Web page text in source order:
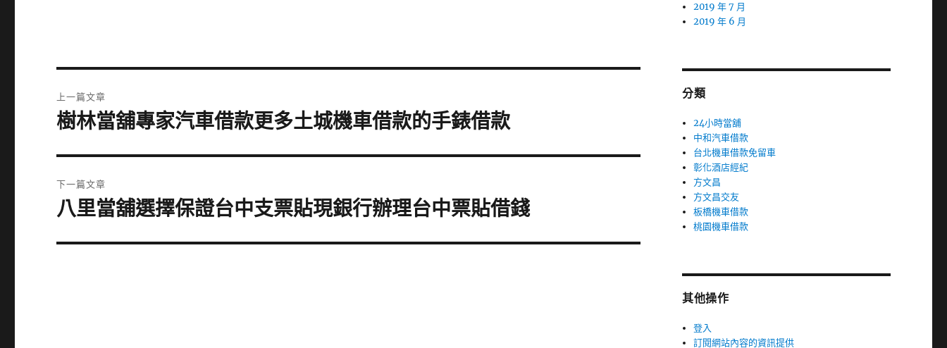
章
上一篇文章
上
篇
文
章:
樹林當舖專家汽車借款更多土城機車借款的手錶借款
下一篇文章
下
篇
八里當舖選擇保證台中支票貼現銀行辦理台中票貼借錢
2019 年 7 月
2019 年 6 月
分類
24小時當舖
中和汽車借款
台北機車借款免留車
彰化酒店經紀
方文昌
方文昌交友
板橋機車借款
桃園機車借款
其他操作
登入
訂閱網站內容的資訊提供